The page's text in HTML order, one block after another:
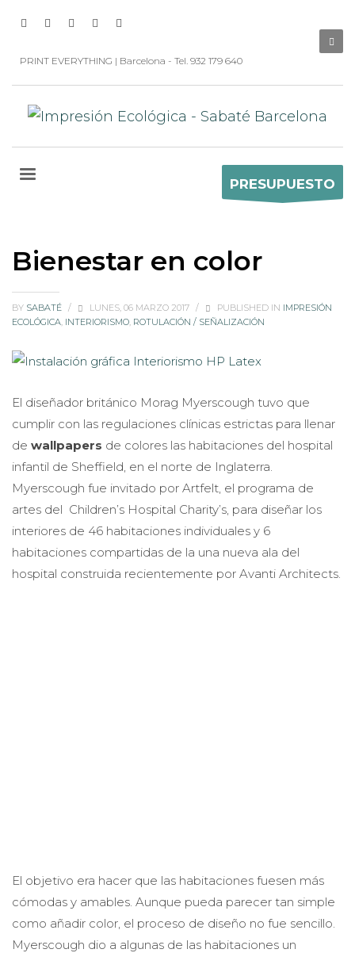
PRINT EVERYTHING | Barcelona - Tel. 932 179 640
PRESUPUESTO
Bienestar en color
BY SABATÉ / LUNES, 06 MARZO 2017 / PUBLISHED IN IMPRESIÓN
ECOLÓGICA, INTERIORISMO, ROTULACIÓN / SEÑALIZACIÓN
El diseñador británico Morag Myerscough tuvo que
cumplir con las regulaciones clínicas estrictas para llenar
de wallpapers de colores las habitaciones del hospital
infantil de Sheffield, en el norte de Inglaterra.
Myerscough fue invitado por Artfelt, el programa de
artes del Children’s Hospital Charity’s, para diseñar los
interiores de 46 habitaciones individuales y 6
habitaciones compartidas de la una nueva ala del
hospital construida recientemente por Avanti Architects.
El objetivo era hacer que las habitaciones fuesen más
cómodas y amables. Aunque pueda parecer tan simple
como añadir color, el proceso de diseño no fue sencillo.
Myerscough dio a algunas de las habitaciones un